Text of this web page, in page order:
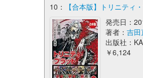
10：
【合本版】トリニテ
発売日：
著者：吉田
出版社：
￥6,124